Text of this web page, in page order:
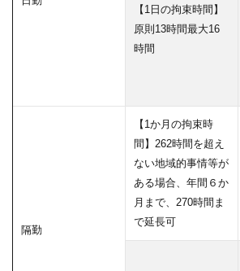
【1日の拘束時間】
原則13時間最大16
時間
隔勤
【1か月の拘束時
間】262時間を超え
ない地域的事情等が
ある場合、年間６か
月まで、270時間ま
で延長可